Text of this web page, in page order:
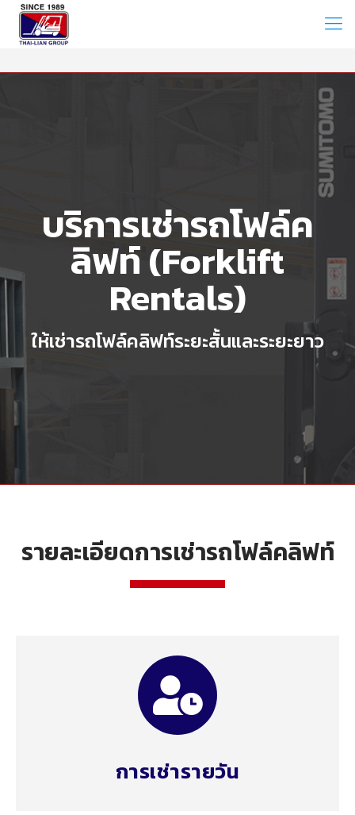
บริการเช่ารถโฟล์ค
ลิฟท์ (Forklift
Rentals)
ให้เช่ารถโฟล์คลิฟท์ระยะสั้นและระยะยาว
รายละเอียดการเช่ารถโฟล์คลิฟท์
การเช่ารายวัน